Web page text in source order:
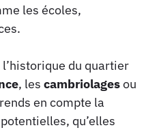
les écoles,
du quartier
, les cambriolagesou
en compte la
potentielles, qu’elles